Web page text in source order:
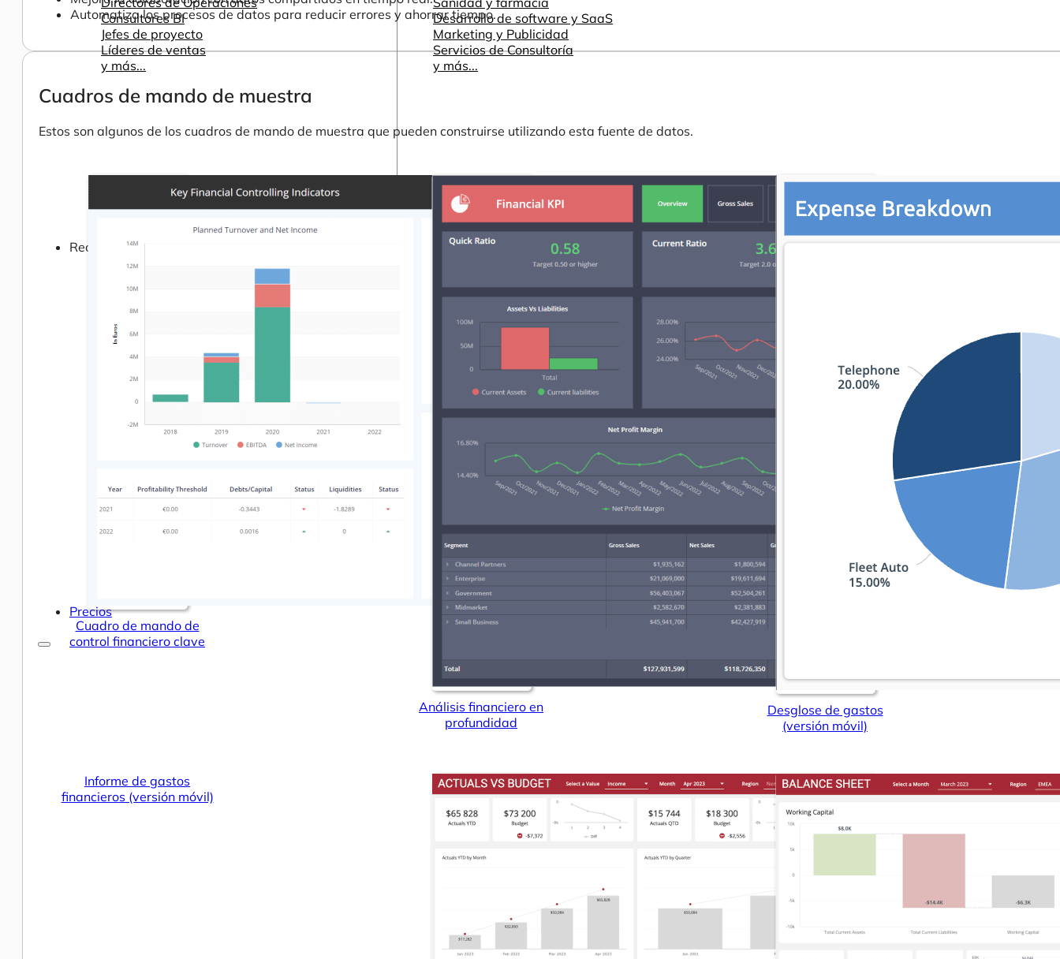
Consultores BI
Jefes de proyecto
Líderes de ventas
y más...
Desarrollo de software y SaaS
Marketing y Publicidad
Servicios de Consultoría
y más...
Recursos
Ayuda
Cómo ayudamos
Centro de Ayuda y Documentación
Inteligencia empresarial
Analítica avanzada y ML
Otros recursos
Cuadros de mando e informes
Conectores
Libros electrónicos
Nuestro Blog
Precios
Automatiza los procesos de datos para reducir errores y ahorrar tiempo.
Cuadros de mando de muestra
Estos son algunos de los cuadros de mando de muestra que pueden construirse utilizando esta fuente de datos.
Cuadro de mando de
control financiero clave
Análisis financiero en
profundidad
Desglose de gastos
(versión móvil)
Informe de gastos
financieros (versión móvil)